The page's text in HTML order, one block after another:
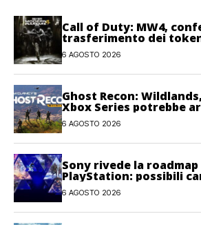
Call of Duty: MW4,
trasferimento dei
Warzone e Black Ops 7
6 AGOSTO 2026
Ghost Recon:
Xbox Series potrebbe
6 AGOSTO 2026
Sony rivede la
PlayStation: possibili
l’anno fiscale 2026
6 AGOSTO 2026